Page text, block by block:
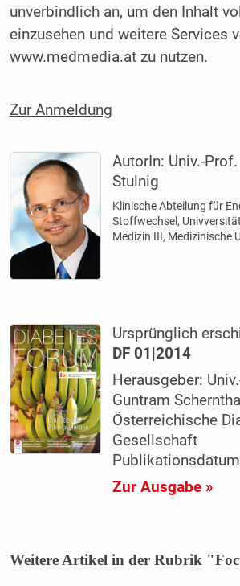
unverbindlich an, um den Inhalt
einzusehen und weitere Services
www.medmedia.at zu nutzen.
Zur Anmeldung
AutorIn: Univ.-
Stulnig
Klinische Abteilung für
Stoffwechsel,
Medizin III, Medizinische
Ursprünglich
DF 01|2014
Herausgeber:
Guntram
Österreichische
Gesellschaft
Zur Ausgabe »
Weitere Artikel in der Rubrik